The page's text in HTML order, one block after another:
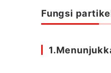
Fungsi
1.